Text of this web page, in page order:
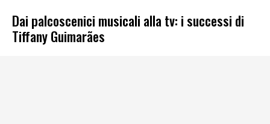
Dai palcoscenici musicali alla tv: i successi di
Tiffany Guimarães